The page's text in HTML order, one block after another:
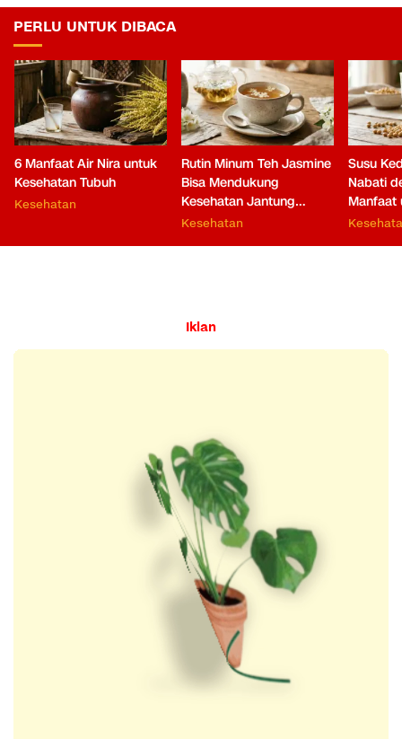
PERLU UNTUK DIBACA
6 Manfaat Air Nira untuk
Kesehatan Tubuh
Kesehatan
Rutin Minum Teh Jasmine
Bisa Mendukung
Kesehatan Jantung
hingga Fungsi Otak
Kesehatan
Susu
Nabati
Manfaat
Iklan